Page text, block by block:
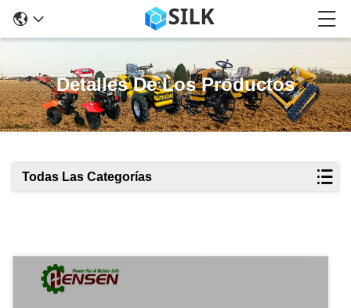
Detalles De Los Productos
Todas Las Categorías